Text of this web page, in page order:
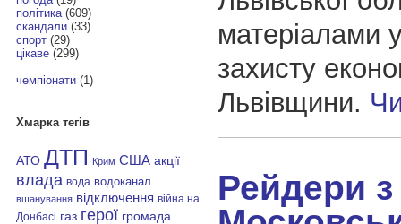
політика(609)
скандали(33)
спорт(29)
цікаве(299)
чемпіонати(1)
Хмарка тегів
АТО ДТП Крим США акції
влада вода водоканал
вшанування відключення війна на
Донбасі газ герої громада
матеріалами
захисту
Львівщини.
Рейдери